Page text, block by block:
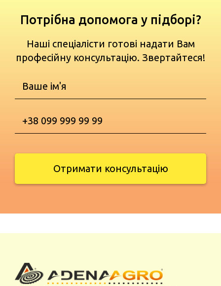
Потрібна допомога у підборі?
Наші спеціалісти готові надати Вам
професійну консультацію. Звертайтеся!
Отримати консультацію